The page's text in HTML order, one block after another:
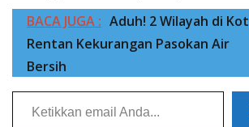
BACA JUGA : Aduh! 2 Wilayah di
Rentan Kekurangan Pasokan Air
Bersih
Ketikkan email Anda...